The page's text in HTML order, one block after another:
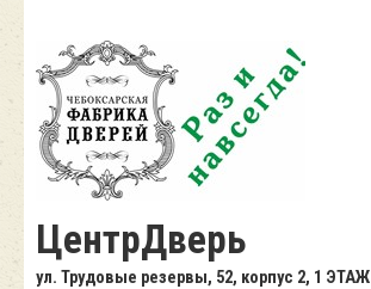
ЦентрДверь
ул. Трудовые резервы, 52, корпус 2, 1 ЭТАЖ